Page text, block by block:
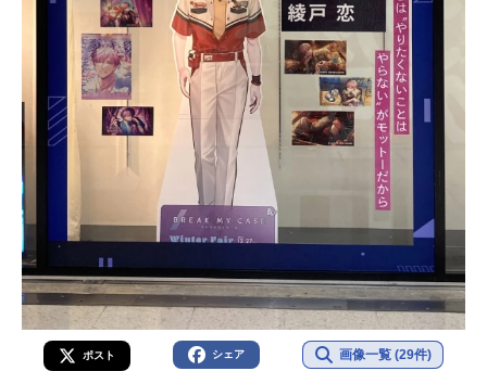
ポスト シェア 画像一覧 (29件)